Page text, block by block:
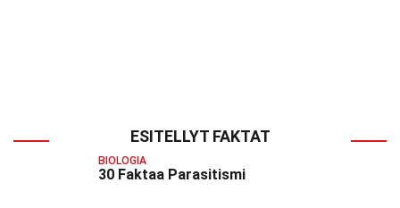
ESITELLYT FAKTAT
BIOLOGIA
30 Faktaa Parasitismi